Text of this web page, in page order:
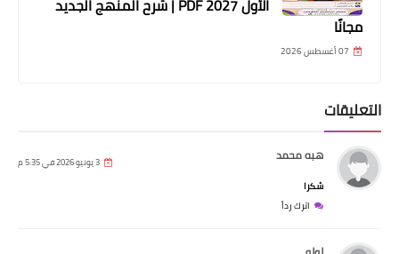
الأول 2027 PDF | شرح المنهج الجديد
مجانًا
07 أغسطس 2026
التعليقات
هبه محمد 3 يونيو 2026 في 5:35 م
شكرا
اترك رداً